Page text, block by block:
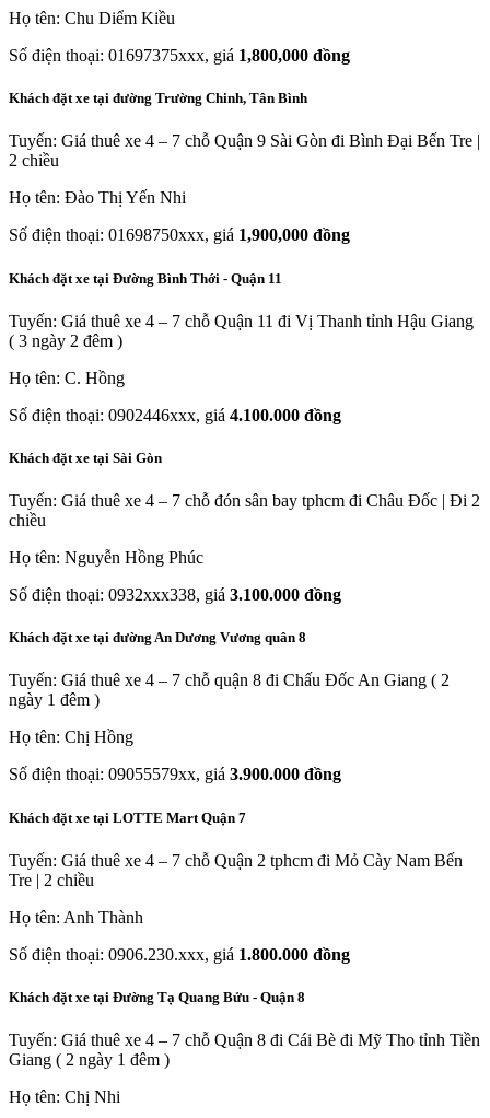
Họ tên: Chu Diểm Kiều
Số điện thoại: 01697375xxx, giá 1,800,000 đồng
Khách đặt xe tại đường Trường Chinh, Tân Bình
Tuyến: Giá thuê xe 4 – 7 chỗ Quận 9 Sài Gòn đi Bình Đại Bến Tre |
2 chiều
Họ tên: Đào Thị Yến Nhi
Số điện thoại: 01698750xxx, giá 1,900,000 đồng
Khách đặt xe tại Đường Bình Thới - Quận 11
Tuyến: Giá thuê xe 4 – 7 chỗ Quận 11 đi Vị Thanh tỉnh Hậu Giang
( 3 ngày 2 đêm )
Họ tên: C. Hồng
Số điện thoại: 0902446xxx, giá 4.100.000 đồng
Khách đặt xe tại Sài Gòn
Tuyến: Giá thuê xe 4 – 7 chỗ đón sân bay tphcm đi Châu Đốc | Đi 2
chiều
Họ tên: Nguyễn Hồng Phúc
Số điện thoại: 0932xxx338, giá 3.100.000 đồng
Khách đặt xe tại đường An Dương Vương quân 8
Tuyến: Giá thuê xe 4 – 7 chỗ quận 8 đi Chấu Đốc An Giang ( 2
ngày 1 đêm )
Họ tên: Chị Hồng
Số điện thoại: 09055579xx, giá 3.900.000 đồng
Khách đặt xe tại LOTTE Mart Quận 7
Tuyến: Giá thuê xe 4 – 7 chỗ Quận 2 tphcm đi Mỏ Cày Nam Bến
Tre | 2 chiều
Họ tên: Anh Thành
Số điện thoại: 0906.230.xxx, giá 1.800.000 đồng
Khách đặt xe tại Đường Tạ Quang Bửu - Quận 8
Tuyến: Giá thuê xe 4 – 7 chỗ Quận 8 đi Cái Bè đi Mỹ Tho tỉnh Tiền
Giang ( 2 ngày 1 đêm )
Họ tên: Chị Nhi